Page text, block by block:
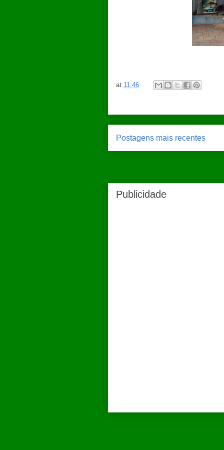
at 11:46
Postagens mais recentes
Publicidade